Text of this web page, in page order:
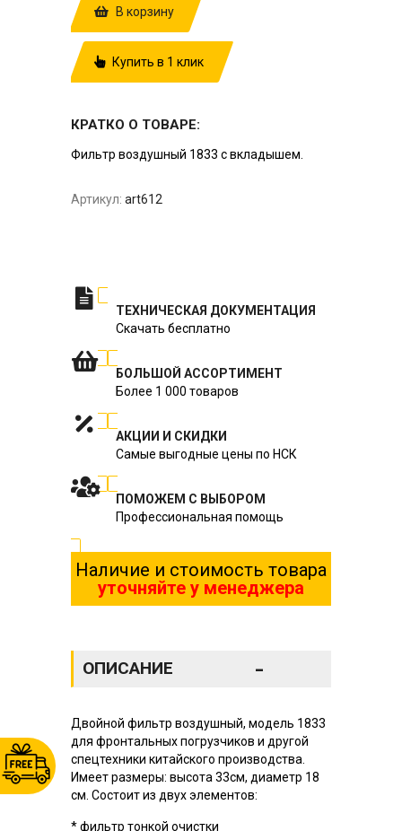
В корзину
Купить в 1 клик
КРАТКО О ТОВАРЕ:
Фильтр воздушный 1833 с вкладышем.
Артикул: art612
ТЕХНИЧЕСКАЯ ДОКУМЕНТАЦИЯ
Скачать бесплатно
БОЛЬШОЙ АССОРТИМЕНТ
Более 1 000 товаров
АКЦИИ И СКИДКИ
Самые выгодные цены по НСК
ПОМОЖЕМ С ВЫБОРОМ
Профессиональная помощь
Наличие и стоимость товара
уточняйте у менеджера
ОПИСАНИЕ -
Двойной фильтр воздушный, модель 1833
для фронтальных погрузчиков и другой
спецтехники китайского производства.
Имеет размеры: высота 33см, диаметр 18
см. Состоит из двух элементов:
* фильтр тонкой очистки